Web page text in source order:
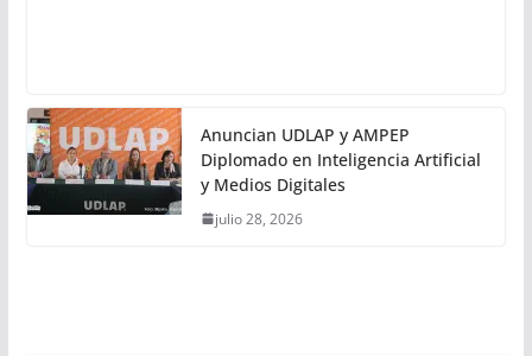
Anuncian UDLAP y AMPEP
Diplomado en Inteligencia Artificial
y Medios Digitales
julio 28, 2026